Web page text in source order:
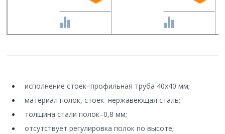
исполнение стоек–профильная труба 40х40 мм;
материал полок, стоек–нержавеющая сталь;
толщина стали полок–0,8 мм;
отсутствует регулировка полок по высоте;